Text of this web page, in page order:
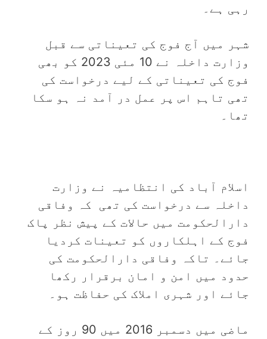
رہی ہے۔
شہر میں آج فوج کی تعیناتی سے قبل
وزارت داخلہ نے 10 مئی 2023 کو بھی
فوج کی تعیناتی کے لیے درخواست کی
تھی تاہم اس پر عمل در آمد نہ ہو سکا
تھا۔
اسلام آباد کی انتظامیہ نے وزارت
داخلہ سے درخواست کی تھی کہ وفاقی
دارالحکومت میں حالات کے پیش نظر پاک
فوج کے اہلکاروں کو تعینات کردیا
جائے۔ تاکہ وفاقی دارالحکومت کی
حدود میں امن و امان برقرار رکھا
جائے اور شہری املاک کی حفاظت ہو۔
ماضی میں دسمبر 2016 میں 90 روز کے